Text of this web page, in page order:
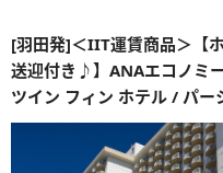
[羽田発]＜IIT運賃商品＞【
送迎付き♪】ANAエコノミ
ツイン フィン ホテル / パ